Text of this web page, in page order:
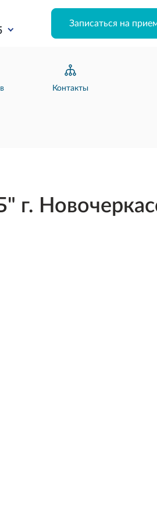
Контакты
Записаться на